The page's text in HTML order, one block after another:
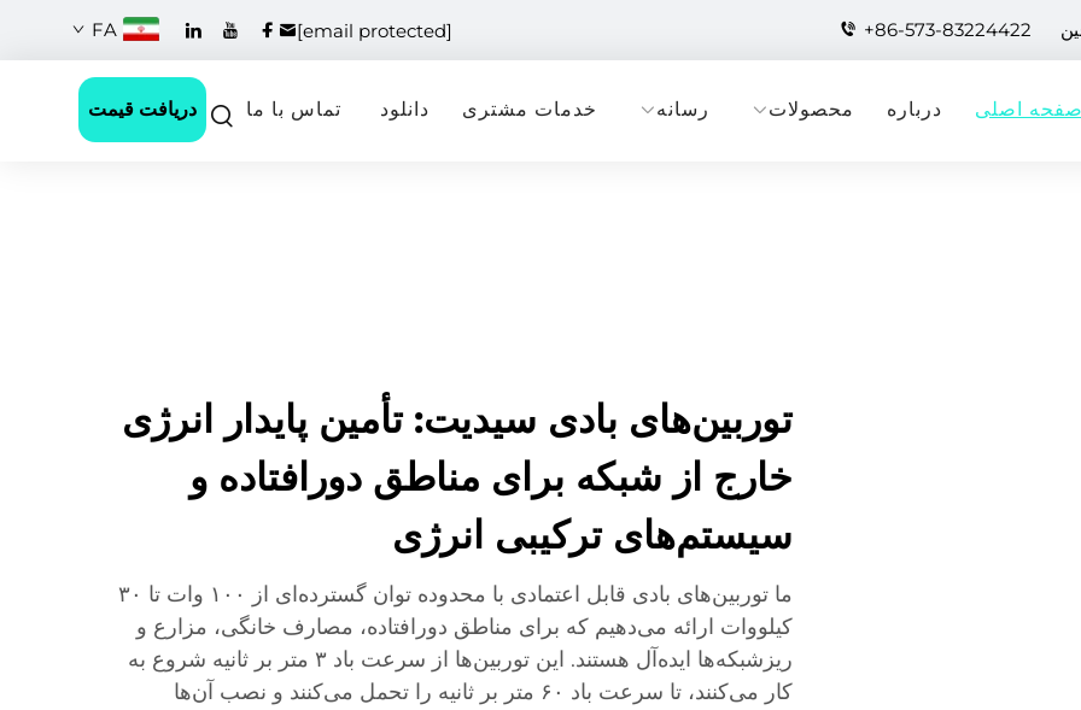
+86-573-83224422
[email protected]
FA
صفحه اصلی درباره محصولات رسانه خدمات مشتری دانلود تماس با ما دریافت قیمت
توربین‌های بادی سیدیت: تأمین پایدار انرژی
خارج از شبکه برای مناطق دورافتاده و
سیستم‌های ترکیبی انرژی
ما توربین‌های بادی قابل اعتمادی با محدوده توان گسترده‌ای از ۱۰۰ وات تا ۳۰
کیلووات ارائه می‌دهیم که برای مناطق دورافتاده، مصارف خانگی، مزارع و
ریزشبکه‌ها ایده‌آل هستند. این توربین‌ها از سرعت باد ۳ متر بر ثانیه شروع به
کار می‌کنند، تا سرعت باد ۶۰ متر بر ثانیه را تحمل می‌کنند و نصب آن‌ها